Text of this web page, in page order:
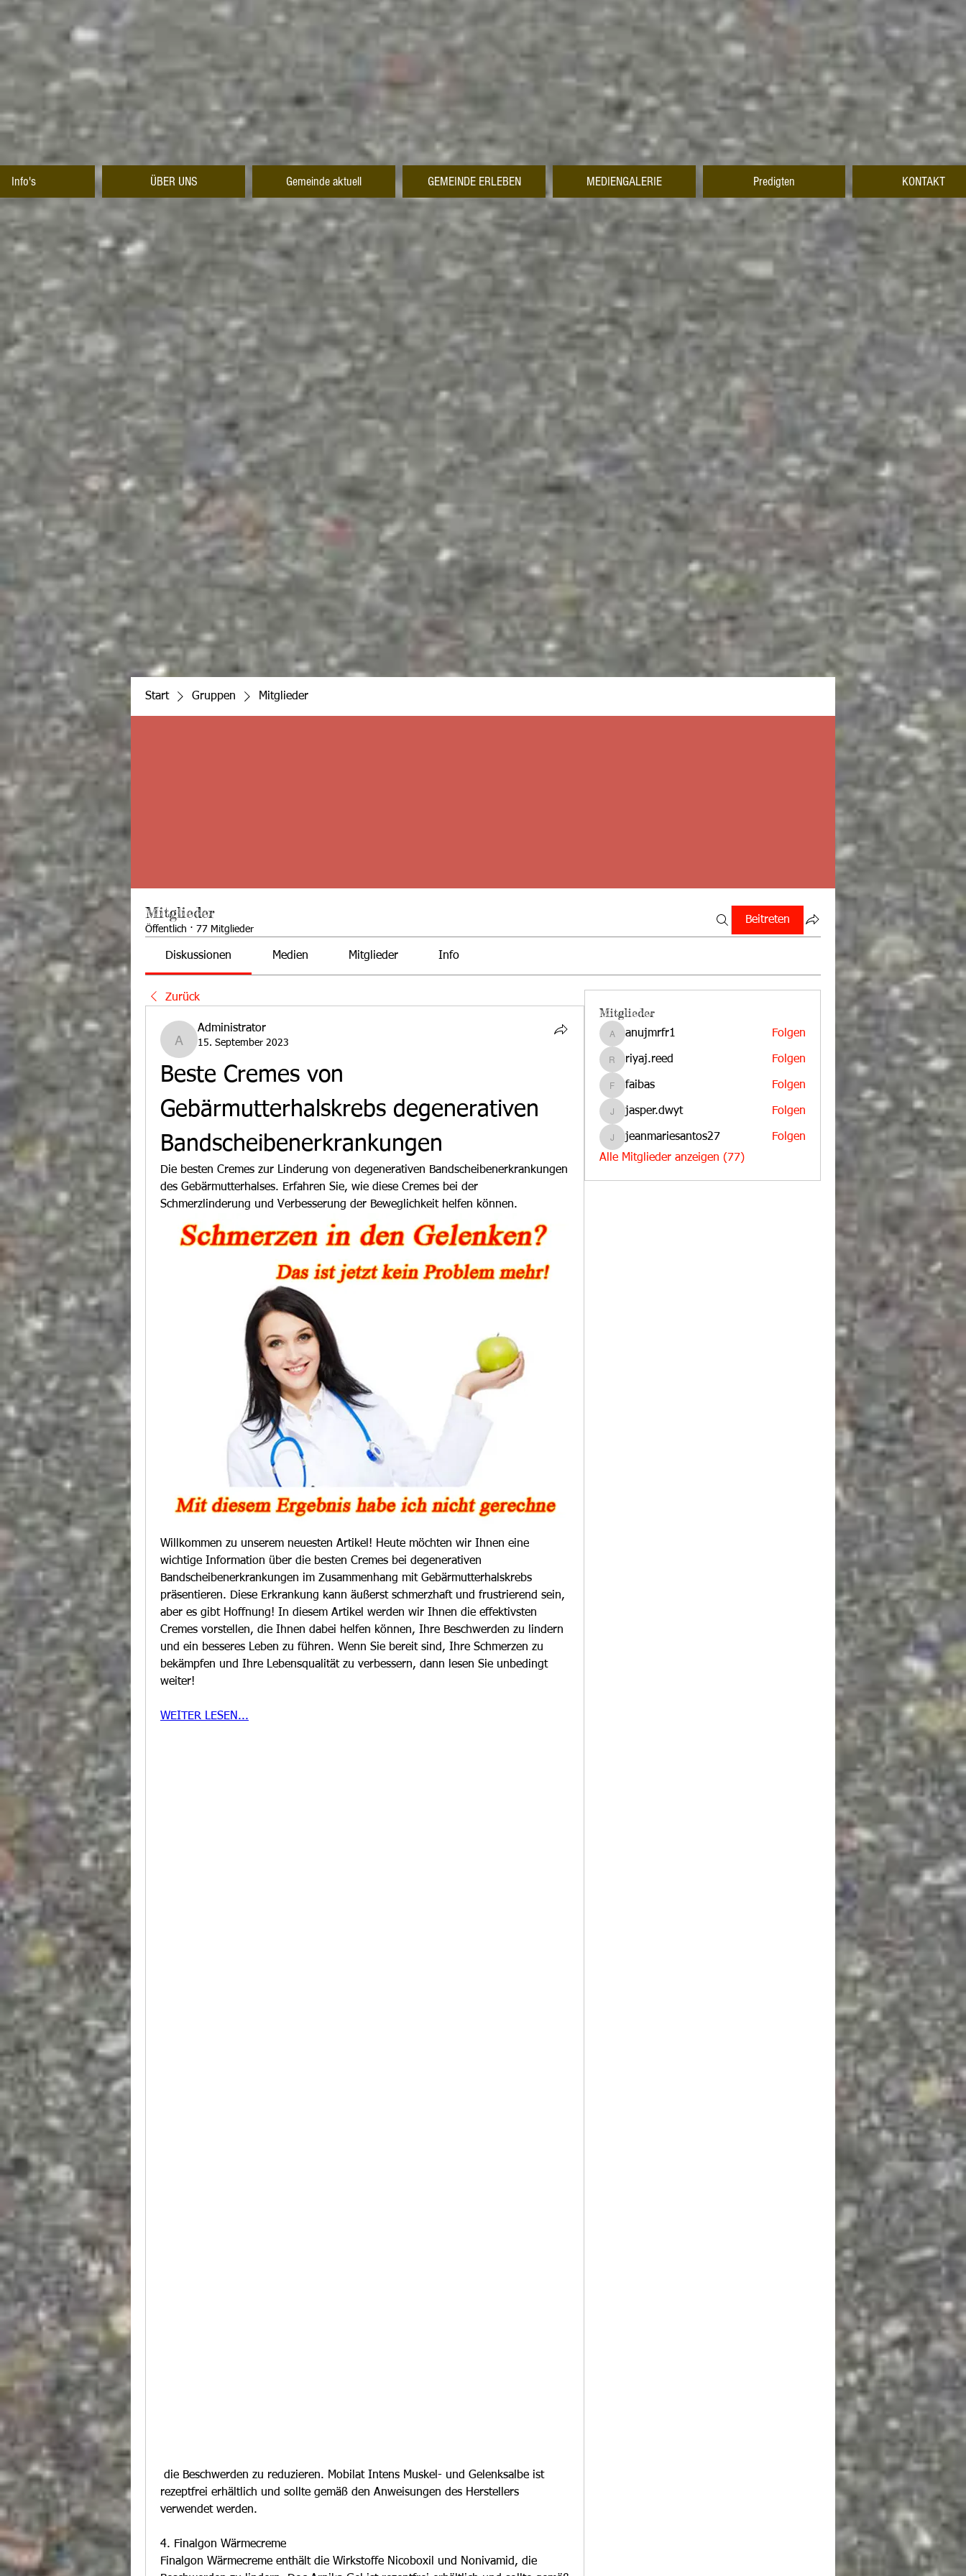
Info's ÜBER UNS Gemeinde aktuell GEMEINDE ERLEBEN MEDIENGALERIE Predigten KONTAKT
Start Gruppen Mitglieder
Mitglieder
Öffentlich · 77 Mitglieder
Beitreten
Diskussionen Medien Mitglieder Info
Zurück
Administrator
Administrator
15. September 2023
Beste Cremes von
Gebärmutterhalskrebs degenerativen
Bandscheibenerkrankungen
Die besten Cremes zur Linderung von degenerativen Bandscheibenerkrankungen
des Gebärmutterhalses. Erfahren Sie, wie diese Cremes bei der
Schmerzlinderung und Verbesserung der Beweglichkeit helfen können.
Willkommen zu unserem neuesten Artikel! Heute möchten wir Ihnen eine
wichtige Information über die besten Cremes bei degenerativen
Bandscheibenerkrankungen im Zusammenhang mit Gebärmutterhalskrebs
präsentieren. Diese Erkrankung kann äußerst schmerzhaft und frustrierend sein,
aber es gibt Hoffnung! In diesem Artikel werden wir Ihnen die effektivsten
Cremes vorstellen, die Ihnen dabei helfen können, Ihre Beschwerden zu lindern
und ein besseres Leben zu führen. Wenn Sie bereit sind, Ihre Schmerzen zu
bekämpfen und Ihre Lebensqualität zu verbessern, dann lesen Sie unbedingt
weiter!
WEITER LESEN...
rezeptfrei erhältlich und sollte gemäß den Anweisungen des Herstellers
verwendet werden.
4. Finalgon Wärmecreme
Finalgon Wärmecreme enthält die Wirkstoffe Nicoboxil und Nonivamid, die
Mitglieder
anujmrfr1
anujmrfr1 Folgen
riyaj.reed
riyaj.reed Folgen
faibas
faibas Folgen
jasper.dwyt
jasper.dwyt Folgen
jeanmariesantos27
jeanmariesantos27
Folgen
Alle Mitglieder anzeigen (77)